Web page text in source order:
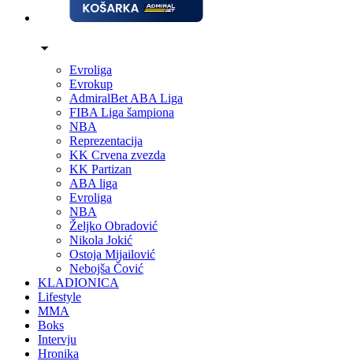
Evroliga
Evrokup
AdmiralBet ABA Liga
FIBA Liga šampiona
NBA
Reprezentacija
KK Crvena zvezda
KK Partizan
ABA liga
Evroliga
NBA
Željko Obradović
Nikola Jokić
Ostoja Mijailović
Nebojša Čović
KLADIONICA
Lifestyle
MMA
Boks
Intervju
Hronika